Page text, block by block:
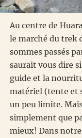
Au centre de
le marché du trek
sommes passés
saurait vous dire
guide et la
matériel (tente et
un peu limite.
simplement que
mieux! Dans